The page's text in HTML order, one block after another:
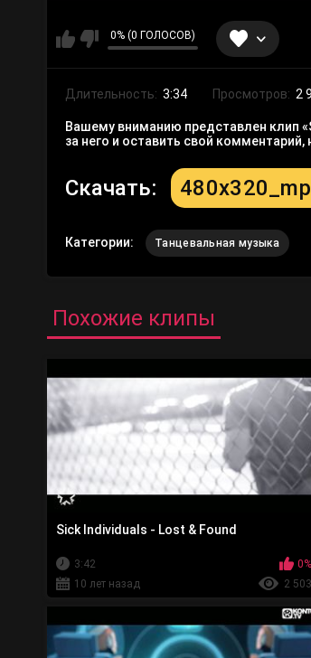
0% (0 ГОЛОСОВ)
Длительность: 3:34 Просмотров: 2
Вашему вниманию представлен клип
за него и оставить свой
Скачать:
Категории: Танцевальная музыка
Похожие клипы
Sick Individuals - Lost & Found
3:42
0%
10 лет назад
2 503